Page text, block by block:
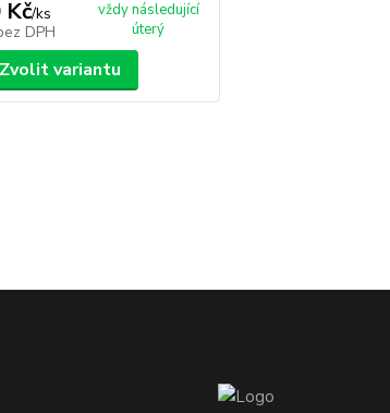
Kč/ks
DPH
vždy následující
úterý
Zvolit variantu